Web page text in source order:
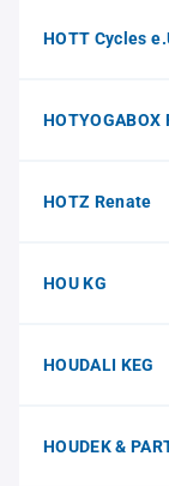
HOTT Cycles
HOTYOGABOX
HOTZ Renate
HOU KG
HOUDALI KEG
HOUDEK &